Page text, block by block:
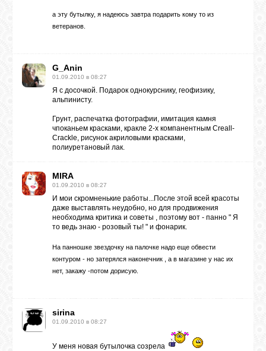
FAQ
RSS
а эту бутылку, я надеюсь завтра подарить кому то из
ветеранов.
G_Anin
01.09.2010 в 08:27
Я с досочкой. Подарок однокурснику, геофизику,
альпинисту.
Грунт, распечатка фотографии, имитация камня
чпоканьем красками, кракле 2-х компанентным Сreall-
Сrackle, рисунок акриловыми красками,
полиуретановый лак.
MIRA
01.09.2010 в 08:27
И мои скромненькие работы...После этой всей красоты
даже выставлять неудобно, но для продвижения
необходима критика и советы , поэтому вот - панно " Я
то ведь знаю - розовый ты! " и фонарик.
На панношке звездочку на палочке надо еще обвести
контуром - но затерялся наконечник , а в магазине у нас их
нет, закажу -потом дорисую.
sirina
01.09.2010 в 08:27
У меня новая бутылочка созрела